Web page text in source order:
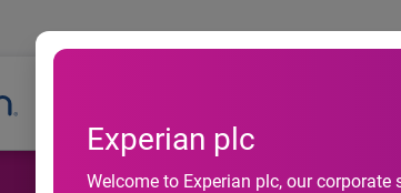
Experian plc
Welcome to Experian plc, our